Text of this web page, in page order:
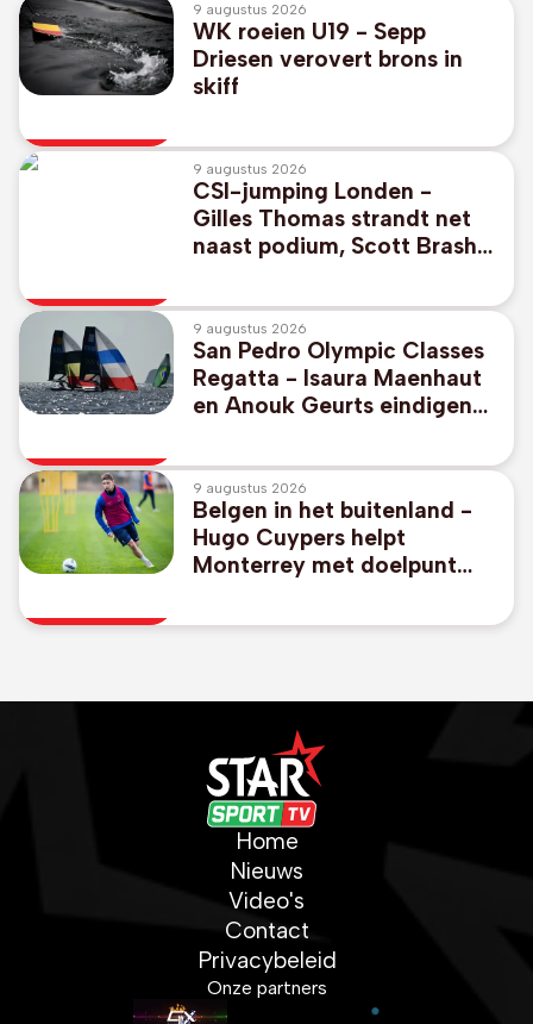
9 augustus 2026
WK roeien U19 - Sepp
Driesen verovert brons in
skiff
9 augustus 2026
CSI-jumping Londen -
Gilles Thomas strandt net
naast podium, Scott Brash
9 augustus 2026
San Pedro Olympic Classes
Regatta - Isaura Maenhaut
en Anouk Geurts eindigen
FX
9 augustus 2026
Belgen in het buitenland -
Hugo Cuypers helpt
Monterrey met doelpunt
van afwezige Messi
Home
Nieuws
Video's
Contact
Privacybeleid
Onze partners